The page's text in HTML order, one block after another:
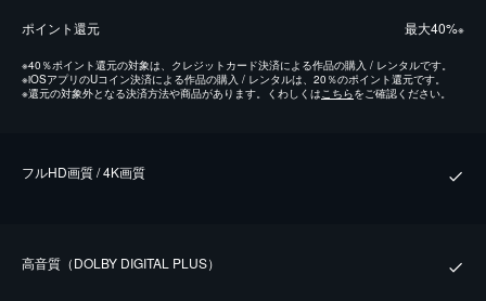
ポイント還元 最⼤40%※
※40％ポイント還元の対象は、クレジットカード決済による作品の購入 / レンタルです。
※iOSアプリのUコイン決済による作品の購入 / レンタルは、20％のポイント還元です。
※還元の対象外となる決済方法や商品があります。くわしくは こちらをご確認ください。
フルHD画質 / 4K画質
⾼⾳質（DOLBY DIGITAL PLUS）